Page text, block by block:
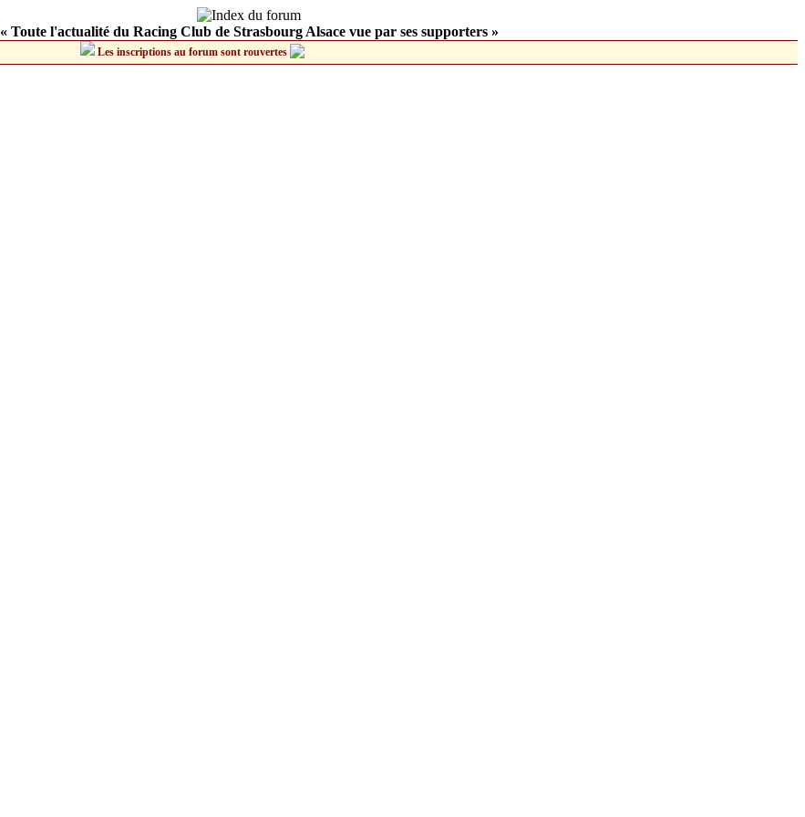
« Toute l'actualité du Racing Club de Strasbourg Alsace vue par ses supporters »
Les inscriptions au forum sont rouvertes